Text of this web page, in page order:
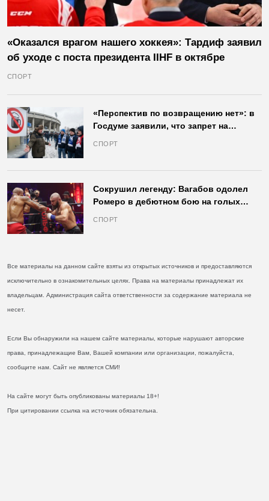
«Оказался врагом нашего хоккея»: Тардиф заявил
об уходе с поста президента IIHF в октябре
СПОРТ
«Перспектив по возвращению нет»: в
Госдуме заявили, что запрет на
СПОРТ
Сокрушил легенду: Вагабов одолел
Ромеро в дебютном бою на голых
СПОРТ
Все материалы на данном сайте взяты из открытых источников и предоставляются
исключительно в ознакомительных целях. Права на материалы принадлежат их
владельцам. Администрация сайта ответственности за содержание материала не
несет.
Если Вы обнаружили на нашем сайте материалы, которые нарушают авторские
права, принадлежащие Вам, Вашей компании или организации, пожалуйста,
сообщите нам. Сайт не является СМИ!
На сайте могут быть опубликованы материалы 18+!
При цитировании ссылка на источник обязательна.